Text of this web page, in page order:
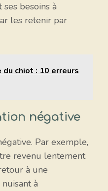
besoins à
les retenir par
chiot : 10 erreurs
négative
Par exemple,
revenu lentement
à une
à